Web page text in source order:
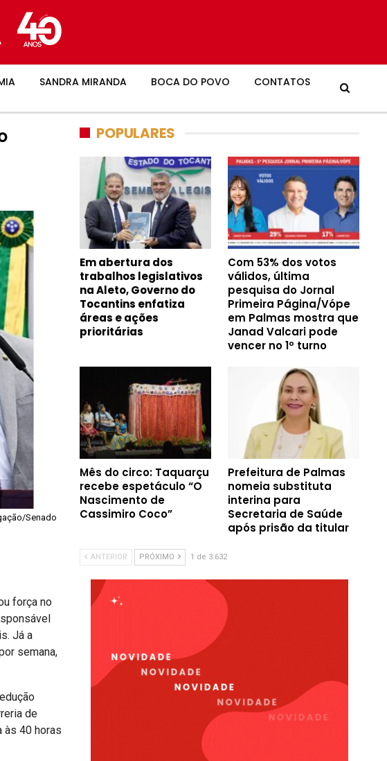
SANDRA MIRANDA BOCA DO POVO CONTATOS
Senado
força no
Já a
semana,
de
às 40 horas
POPULARES
Em abertura dos
trabalhos legislativos
na Aleto, Governo do
Tocantins enfatiza
áreas e ações
prioritárias
Com 53% dos votos
válidos, última
pesquisa do Jornal
Primeira Página/Vópe
em Palmas mostra que
Janad Valcari pode
vencer no 1º turno
Mês do circo: Taquarçu
recebe espetáculo “O
Nascimento de
Cassimiro Coco”
Prefeitura de Palmas
nomeia substituta
interina para
Secretaria de Saúde
após prisão da titular
ANTERIOR PRÓXIMO 1 de 3.632